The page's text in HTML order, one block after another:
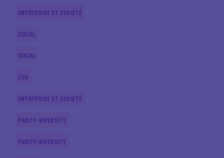
ENTREPRISE ET SOCIÉTÉ
SOCIAL
SOCIAL
CSR
ENTREPRISE ET SOCIÉTÉ
PARITY-DIVERSITY
PARITY-DIVERSITY